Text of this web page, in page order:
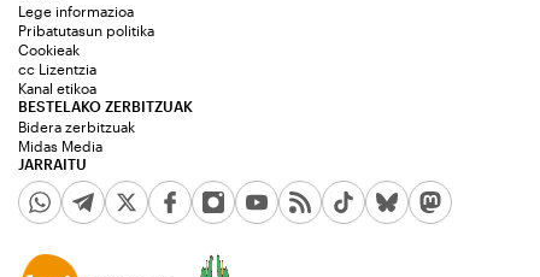
JARRAITU
Lege informazioa
Pribatutasun politika
Cookieak
cc Lizentzia
Kanal etikoa
BESTELAKO ZERBITZUAK
Bidera zerbitzuak
Midas Media